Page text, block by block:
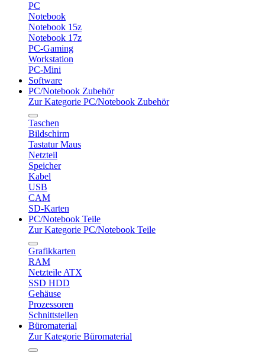
PC
Notebook
Notebook 15z
Notebook 17z
PC-Gaming
Workstation
PC-Mini
Software
PC/Notebook Zubehör
Zur Kategorie PC/Notebook Zubehör
Taschen
Bildschirm
Tastatur Maus
Netzteil
Speicher
Kabel
USB
CAM
SD-Karten
PC/Notebook Teile
Zur Kategorie PC/Notebook Teile
Grafikkarten
RAM
Netzteile ATX
SSD HDD
Gehäuse
Prozessoren
Schnittstellen
Büromaterial
Zur Kategorie Büromaterial